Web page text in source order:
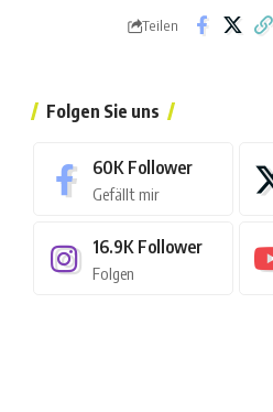
Teilen
Folgen Sie uns
60K Follower
Gefällt mir
16.9K Follower
Folgen